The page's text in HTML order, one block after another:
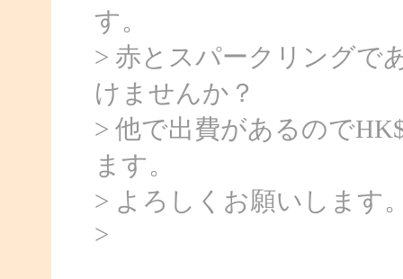
す。
> 赤とスパークリングで
けませんか？
> 他で出費があるので
ます。
> よろしくお願いします
>